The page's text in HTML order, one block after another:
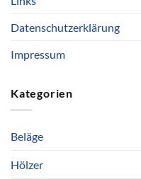
Datenschutzerklärung
Impressum
Kategorien
Beläge
Hölzer